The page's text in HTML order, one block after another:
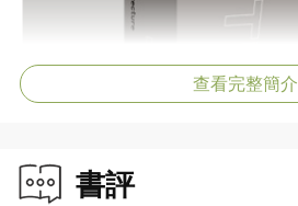
查看完整簡介
書評